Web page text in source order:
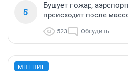
5
Бушует пожар,
происходит после
523 Обсудить
МНЕНИЕ